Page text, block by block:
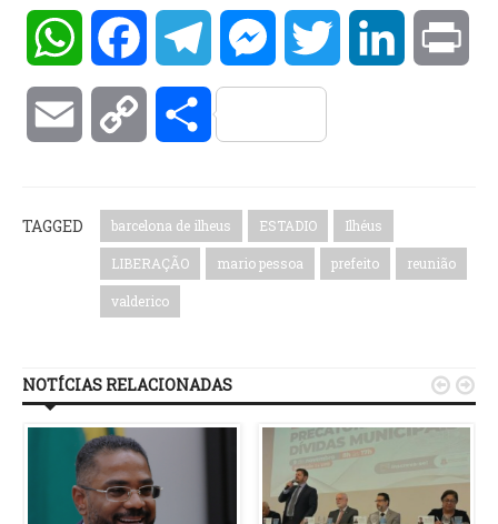
WhatsAppFacebookTelegramMessengerTwitter LinkedIn
Email Copy Compartilhar
TAGGED barcelona de ilheus ESTADIO Ilhéus
LIBERAÇÃO mario pessoa prefeito reunião
valderico
NOTÍCIAS RELACIONADAS  